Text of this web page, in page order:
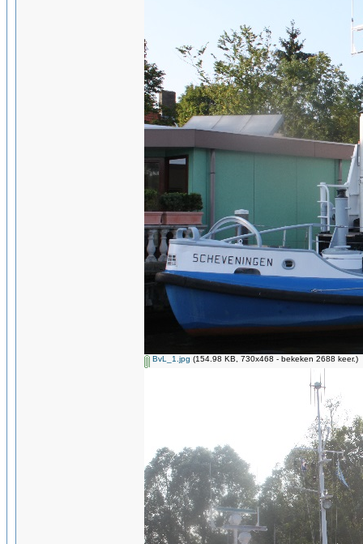
BvL_1.jpg (154.98 KB, 730x468 - bekeken 2688 keer.)